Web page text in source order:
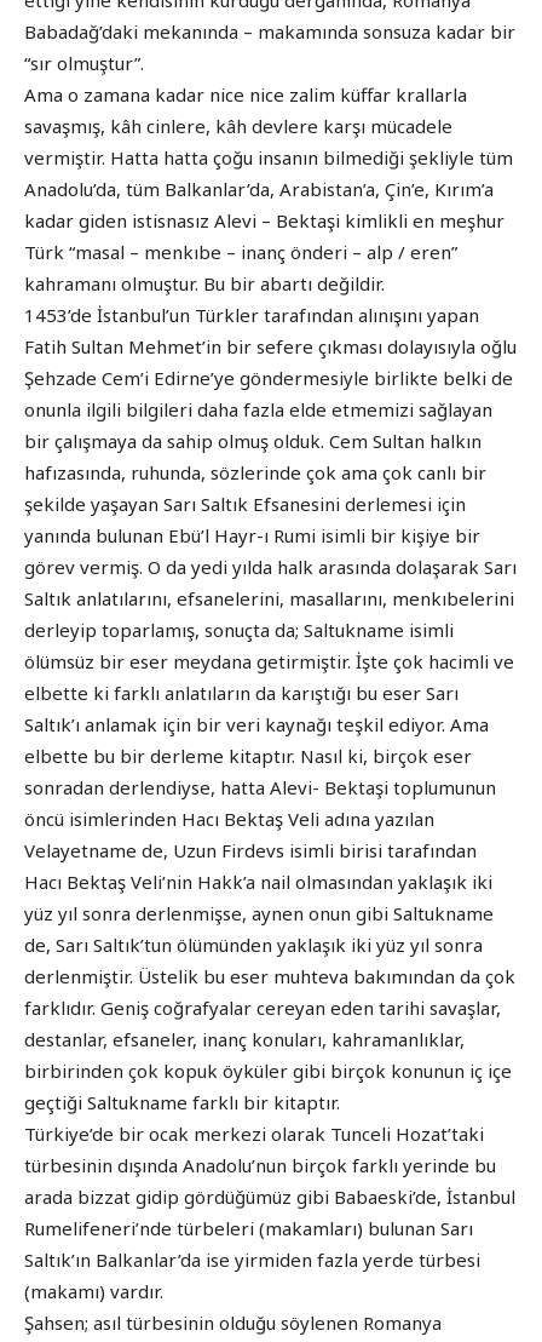
Babadağ’daki mekanında – makamında sonsuza kadar bir
“sır olmuştur”.
Ama o zamana kadar nice nice zalim küffar krallarla
savaşmış, kâh cinlere, kâh devlere karşı mücadele
vermiştir. Hatta hatta çoğu insanın bilmediği şekliyle tüm
Anadolu’da, tüm Balkanlar’da, Arabistan’a, Çin’e, Kırım’a
kadar giden istisnasız Alevi – Bektaşi kimlikli en meşhur
Türk “masal – menkıbe – inanç önderi – alp / eren”
kahramanı olmuştur. Bu bir abartı değildir.
1453’de İstanbul’un Türkler tarafından alınışını yapan
Fatih Sultan Mehmet’in bir sefere çıkması dolayısıyla oğlu
Şehzade Cem’i Edirne’ye göndermesiyle birlikte belki de
onunla ilgili bilgileri daha fazla elde etmemizi sağlayan
bir çalışmaya da sahip olmuş olduk. Cem Sultan halkın
hafızasında, ruhunda, sözlerinde çok ama çok canlı bir
şekilde yaşayan Sarı Saltık Efsanesini derlemesi için
yanında bulunan Ebü’l Hayr-ı Rumi isimli bir kişiye bir
görev vermiş. O da yedi yılda halk arasında dolaşarak Sarı
Saltık anlatılarını, efsanelerini, masallarını, menkıbelerini
derleyip toparlamış, sonuçta da; Saltukname isimli
ölümsüz bir eser meydana getirmiştir. İşte çok hacimli ve
elbette ki farklı anlatıların da karıştığı bu eser Sarı
Saltık’ı anlamak için bir veri kaynağı teşkil ediyor. Ama
elbette bu bir derleme kitaptır. Nasıl ki, birçok eser
sonradan derlendiyse, hatta Alevi- Bektaşi toplumunun
öncü isimlerinden Hacı Bektaş Veli adına yazılan
Velayetname de, Uzun Firdevs isimli birisi tarafından
Hacı Bektaş Veli’nin Hakk’a nail olmasından yaklaşık iki
yüz yıl sonra derlenmişse, aynen onun gibi Saltukname
de, Sarı Saltık’tun ölümünden yaklaşık iki yüz yıl sonra
derlenmiştir. Üstelik bu eser muhteva bakımından da çok
farklıdır. Geniş coğrafyalar cereyan eden tarihi savaşlar,
destanlar, efsaneler, inanç konuları, kahramanlıklar,
birbirinden çok kopuk öyküler gibi birçok konunun iç içe
geçtiği Saltukname farklı bir kitaptır.
Türkiye’de bir ocak merkezi olarak Tunceli Hozat’taki
türbesinin dışında Anadolu’nun birçok farklı yerinde bu
arada bizzat gidip gördüğümüz gibi Babaeski’de, İstanbul
Rumelifeneri’nde türbeleri (makamları) bulunan Sarı
Saltık’ın Balkanlar’da ise yirmiden fazla yerde türbesi
(makamı) vardır.
Şahsen; asıl türbesinin olduğu söylenen Romanya